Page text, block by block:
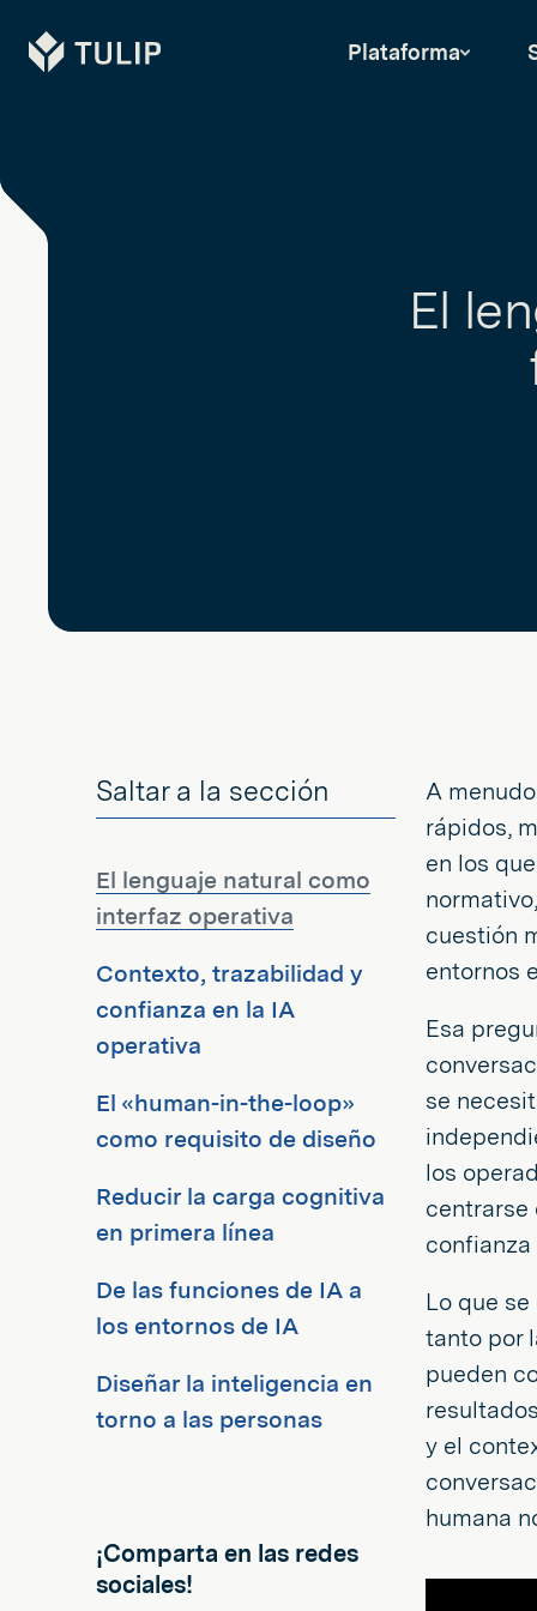
Tulip Plataforma
El
Saltar a la sección
El lenguaje natural como
interfaz operativa
Contexto, trazabilidad y
confianza en la IA
operativa
El «human-in-the-loop»
como requisito de diseño
Reducir la carga cognitiva
en primera línea
De las funciones de IA a
los entornos de IA
Diseñar la inteligencia en
torno a las personas
¡Comparta en las redes
sociales!
A
rápidos,
en los
cuestión
entornos
Esa
se
los
centrarse
confianza
Lo que
tanto por
pueden
y el
humana